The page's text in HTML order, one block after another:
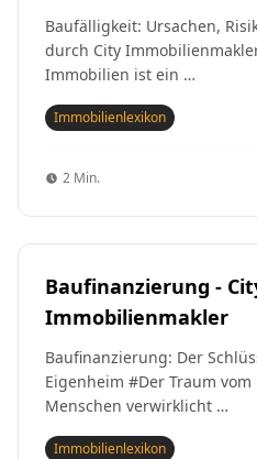
Baufälligkeit: Ursachen,
durch City
Immobilien ist ein …
Immobilienlexikon
2 Min.
Baufinanzierung -
Immobilienmakler
Baufinanzierung: Der
Eigenheim #Der Traum
Menschen verwirklicht …
Immobilienlexikon